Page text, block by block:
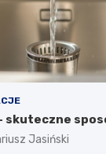
skuteczne
Jasiński